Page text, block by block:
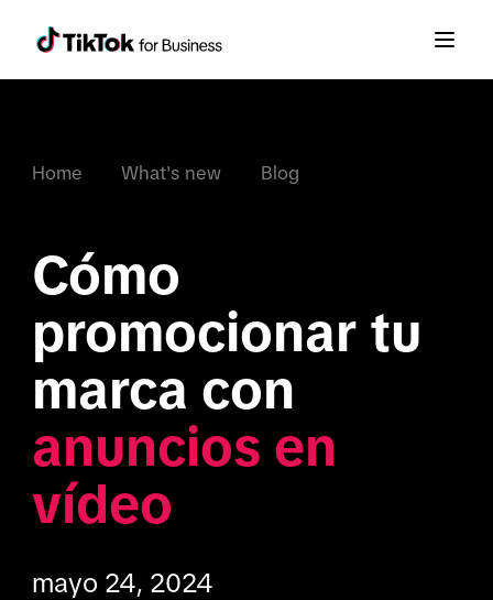
Home What's new Blog
Cómo
promocionar tu
anuncios en
vídeo
mayo 24, 2024